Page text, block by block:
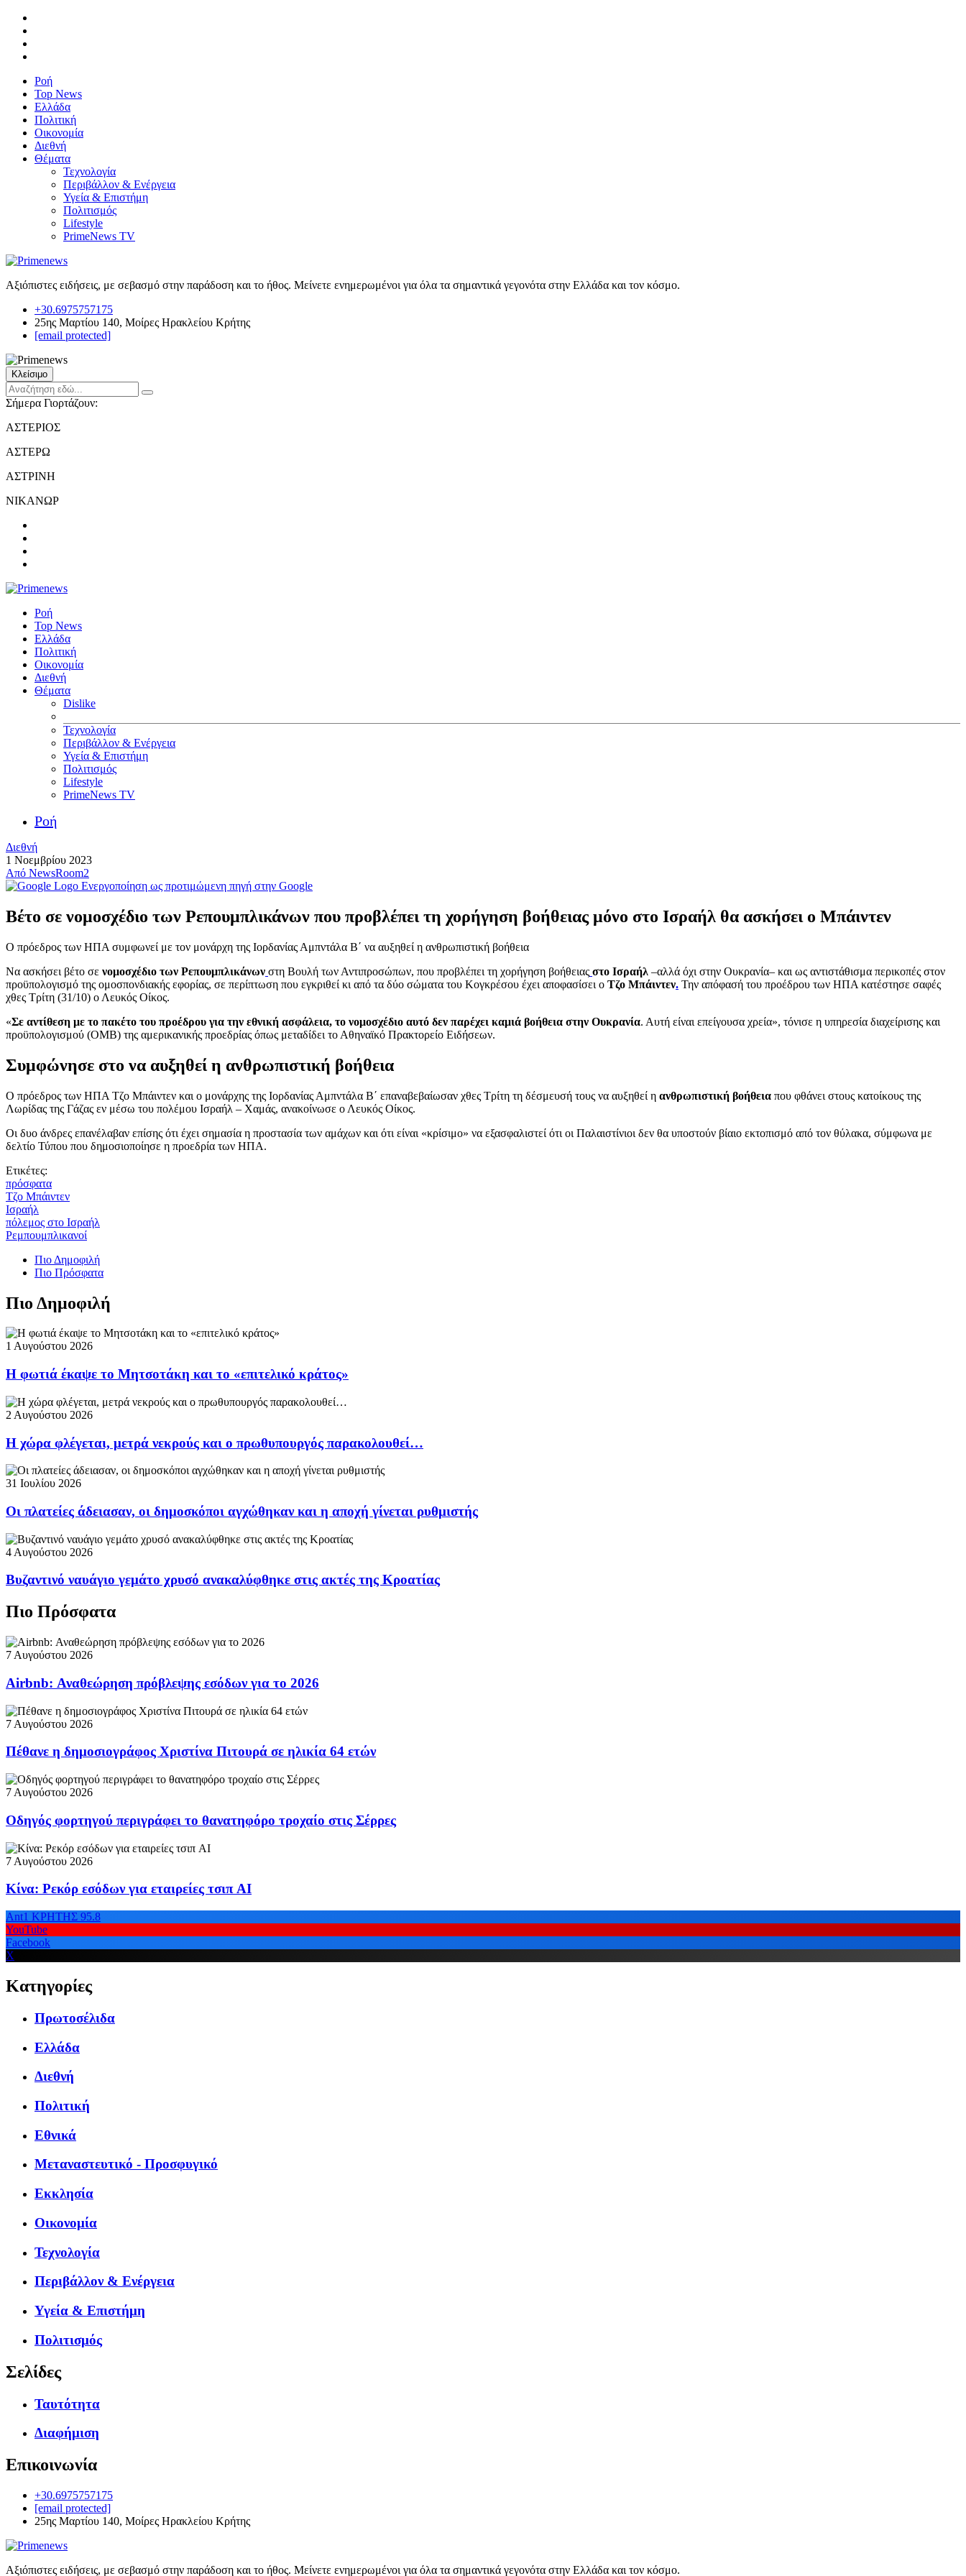
Ροή
Top News
Ελλάδα
Πολιτική
Οικονομία
Διεθνή
Θέματα
Τεχνολογία
Περιβάλλον & Ενέργεια
Υγεία & Επιστήμη
Πολιτισμός
Lifestyle
PrimeNews TV
Αξιόπιστες ειδήσεις, με σεβασμό στην παράδοση και το ήθος. Μείνετε ενημερωμένοι για όλα τα σημαντικά γεγονότα στην Ελλάδα και τον κόσμο.
+30.6975757175
25ης Μαρτίου 140, Μοίρες Ηρακλείου Κρήτης
[email protected]
Κλείσιμο
Σήμερα Γιορτάζουν:
ΑΣΤΕΡΙΟΣ
ΑΣΤΕΡΩ
ΑΣΤΡΙΝΗ
ΝΙΚΑΝΩΡ
Ροή
Top News
Ελλάδα
Πολιτική
Οικονομία
Διεθνή
Θέματα
Dislike
Τεχνολογία
Περιβάλλον & Ενέργεια
Υγεία & Επιστήμη
Πολιτισμός
Lifestyle
PrimeNews TV
Ροή
Διεθνή
1 Νοεμβρίου 2023
Από NewsRoom2
Ενεργοποίηση ως προτιμώμενη πηγή στην Google
Βέτο σε νομοσχέδιο των Ρεπουμπλικάνων που προβλέπει τη χορήγηση βοήθειας μόνο στο Ισραήλ θα ασκήσει ο Μπάιντεν
Ο πρόεδρος των ΗΠΑ συμφωνεί με τον μονάρχη της Ιορδανίας Αμπντάλα Β΄ να αυξηθεί η ανθρωπιστική βοήθεια
Να ασκήσει βέτο σε νομοσχέδιο των Ρεπουμπλικάνων στη Βουλή των Αντιπροσώπων, που προβλέπει τη χορήγηση βοήθειας στο Ισραήλ –αλλά όχι στην Ουκρανία– και ως αντιστάθισμα περικοπές στον
προϋπολογισμό της ομοσπονδιακής εφορίας, σε περίπτωση που εγκριθεί κι από τα δύο σώματα του Κογκρέσου έχει αποφασίσει ο Τζο Μπάιντεν. Την απόφασή του προέδρου των ΗΠΑ κατέστησε σαφές
χθες Τρίτη (31/10) ο Λευκός Οίκος.
«Σε αντίθεση με το πακέτο του προέδρου για την εθνική ασφάλεια, το νομοσχέδιο αυτό δεν παρέχει καμιά βοήθεια στην Ουκρανία. Αυτή είναι επείγουσα χρεία», τόνισε η υπηρεσία διαχείρισης και
προϋπολογισμού (OMB) της αμερικανικής προεδρίας όπως μεταδίδει το Αθηναϊκό Πρακτορείο Ειδήσεων.
Συμφώνησε στο να αυξηθεί η ανθρωπιστική βοήθεια
Ο πρόεδρος των ΗΠΑ Τζο Μπάιντεν και ο μονάρχης της Ιορδανίας Αμπντάλα Β΄ επαναβεβαίωσαν χθες Τρίτη τη δέσμευσή τους να αυξηθεί η ανθρωπιστική βοήθεια που φθάνει στους κατοίκους της
Λωρίδας της Γάζας εν μέσω του πολέμου Ισραήλ – Χαμάς, ανακοίνωσε ο Λευκός Οίκος.
Οι δυο άνδρες επανέλαβαν επίσης ότι έχει σημασία η προστασία των αμάχων και ότι είναι «κρίσιμο» να εξασφαλιστεί ότι οι Παλαιστίνιοι δεν θα υποστούν βίαιο εκτοπισμό από τον θύλακα, σύμφωνα με
δελτίο Τύπου που δημοσιοποίησε η προεδρία των ΗΠΑ.
Ετικέτες:
πρόσφατα
Τζο Μπάιντεν
Ισραήλ
πόλεμος στο Ισραήλ
Ρεμπουμπλικανοί
Πιο Δημοφιλή
Πιο Πρόσφατα
Πιο Δημοφιλή
1 Αυγούστου 2026
Η φωτιά έκαψε το Μητσοτάκη και το «επιτελικό κράτος»
2 Αυγούστου 2026
Η χώρα φλέγεται, μετρά νεκρούς και ο πρωθυπουργός παρακολουθεί…
31 Ιουλίου 2026
Οι πλατείες άδειασαν, οι δημοσκόποι αγχώθηκαν και η αποχή γίνεται ρυθμιστής
4 Αυγούστου 2026
Βυζαντινό ναυάγιο γεμάτο χρυσό ανακαλύφθηκε στις ακτές της Κροατίας
Πιο Πρόσφατα
7 Αυγούστου 2026
Airbnb: Αναθεώρηση πρόβλεψης εσόδων για το 2026
7 Αυγούστου 2026
Πέθανε η δημοσιογράφος Χριστίνα Πιτουρά σε ηλικία 64 ετών
7 Αυγούστου 2026
Οδηγός φορτηγού περιγράφει το θανατηφόρο τροχαίο στις Σέρρες
7 Αυγούστου 2026
Κίνα: Ρεκόρ εσόδων για εταιρείες τσιπ AI
Ant1 ΚΡΗΤΗΣ 95.8
YouTube
Facebook
X
Κατηγορίες
Πρωτοσέλιδα
Ελλάδα
Διεθνή
Πολιτική
Εθνικά
Μεταναστευτικό - Προσφυγικό
Εκκλησία
Οικονομία
Τεχνολογία
Περιβάλλον & Ενέργεια
Υγεία & Επιστήμη
Πολιτισμός
Σελίδες
Ταυτότητα
Διαφήμιση
Επικοινωνία
+30.6975757175
[email protected]
25ης Μαρτίου 140, Μοίρες Ηρακλείου Κρήτης
Αξιόπιστες ειδήσεις, με σεβασμό στην παράδοση και το ήθος. Μείνετε ενημερωμένοι για όλα τα σημαντικά γεγονότα στην Ελλάδα και τον κόσμο.